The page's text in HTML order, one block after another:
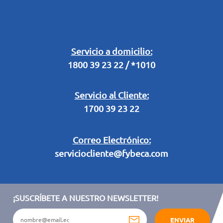
Servicio a domicilio:
1800 39 23 22 / *1010
Servicio al Cliente:
1700 39 23 22
Correo Electrónico:
serviciocliente@fybeca.com
Legal Campaña Produbanco
Términos y condiciones sorteo partido de fútbol "Tu ídolo"
¡SUSCRÍBETE A NUESTRO NEWSLETTER!
ENVIAR